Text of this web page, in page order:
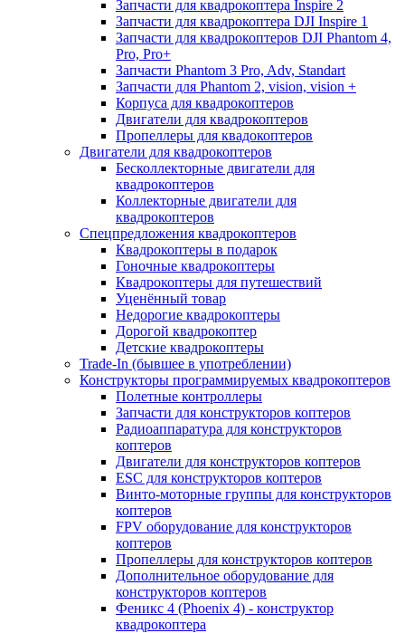
Запчасти для квадрокоптера Inspire 2
Запчасти для квадрокоптера DJI Inspire 1
Запчасти для квадрокоптеров DJI Phantom 4,
Pro, Pro+
Запчасти Phantom 3 Pro, Adv, Standart
Запчасти для Phantom 2, vision, vision +
Корпуса для квадрокоптеров
Двигатели для квадрокоптеров
Пропеллеры для квадокоптеров
Двигатели для квадрокоптеров
Бесколлекторные двигатели для
квадрокоптеров
Коллекторные двигатели для
квадрокоптеров
Спецпредложения квадрокоптеров
Квадрокоптеры в подарок
Гоночные квадрокоптеры
Квадрокоптеры для путешествий
Уценённый товар
Недорогие квадрокоптеры
Дорогой квадрокоптер
Детские квадрокоптеры
Trade-In (бывшее в употреблении)
Конструкторы программируемых квадрокоптеров
Полетные контроллеры
Запчасти для конструкторов коптеров
Радиоаппаратура для конструкторов
коптеров
Двигатели для конструкторов коптеров
ESC для конструкторов коптеров
Винто-моторные группы для конструкторов
коптеров
FPV оборудование для конструкторов
коптеров
Пропеллеры для конструкторов коптеров
Дополнительное оборудование для
конструкторов коптеров
Феникс 4 (Phoenix 4) - конструктор
квадрокоптера